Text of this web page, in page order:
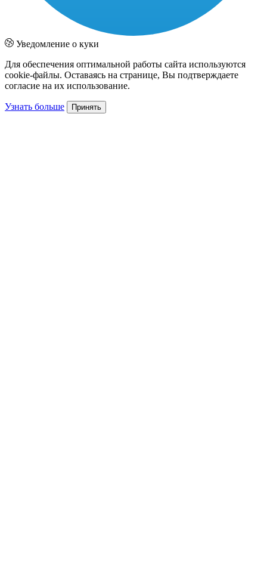
Уведомление о куки
Для обеспечения оптимальной работы сайта используются
cookie-файлы. Оставаясь на странице, Вы подтверждаете
согласие на их использование.
Узнать больше Принять